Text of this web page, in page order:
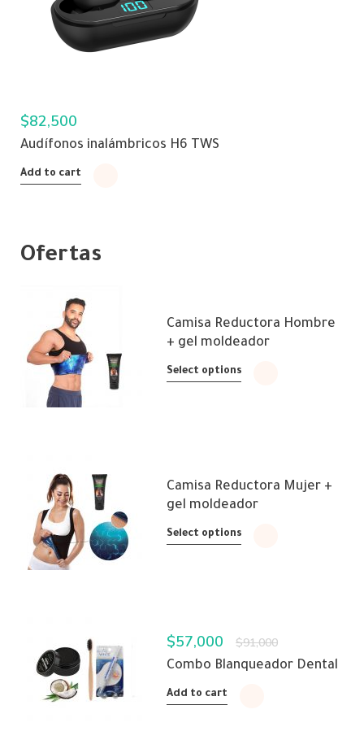
$82,500
Audífonos inalámbricos H6 TWS
Add to cart
Ofertas
Camisa Reductora Hombre
+ gel moldeador
Select options
Camisa Reductora Mujer +
gel moldeador
Select options
$57,000 $91,000
Combo Blanqueador Dental
Add to cart